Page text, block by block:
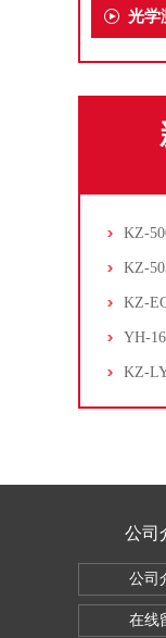
光学
KZ-
KZ-
公司
公司
在线